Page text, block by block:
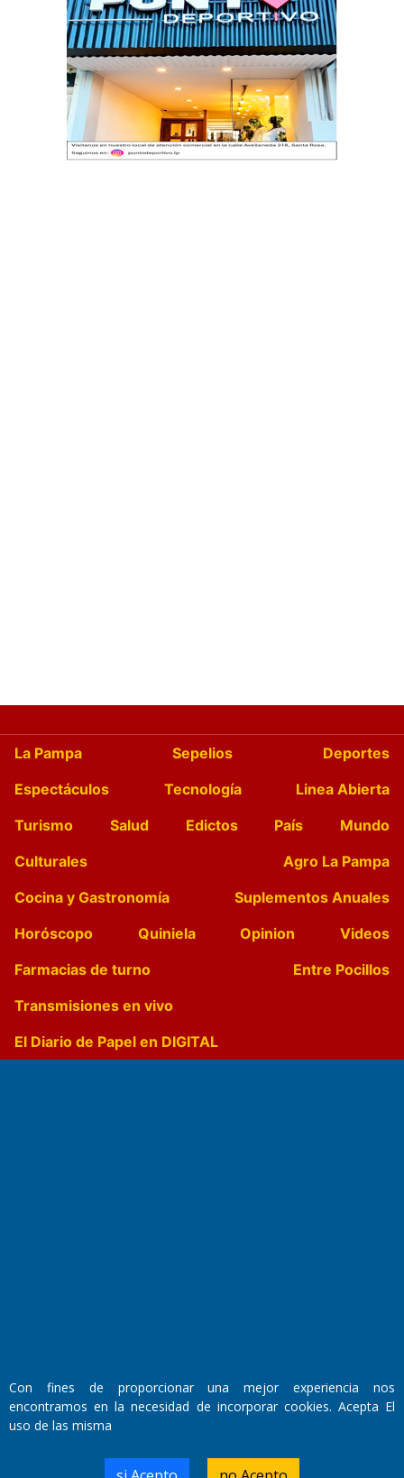
La Pampa Sepelios
Deportes
Espectáculos
Tecnología
Linea Abierta
Turismo
Salud Edictos País
Mundo
Culturales
Agro La Pampa
Cocina y Gastronomía
Suplementos Anuales
Horóscopo
Quiniela Opinion
Videos
Farmacias de turno
Entre Pocillos
Transmisiones en vivo
El Diario de Papel en DIGITAL
Director Periodístico:
Walter René Goñi
Domicilio Legal: José Ingenieros 855,
Con fines de proporcionar una mejor experiencia nos
encontramos en la necesidad de incorporar cookies. Acepta El
uso de las misma